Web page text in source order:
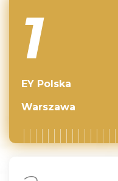
1
EY Polska
Warszawa